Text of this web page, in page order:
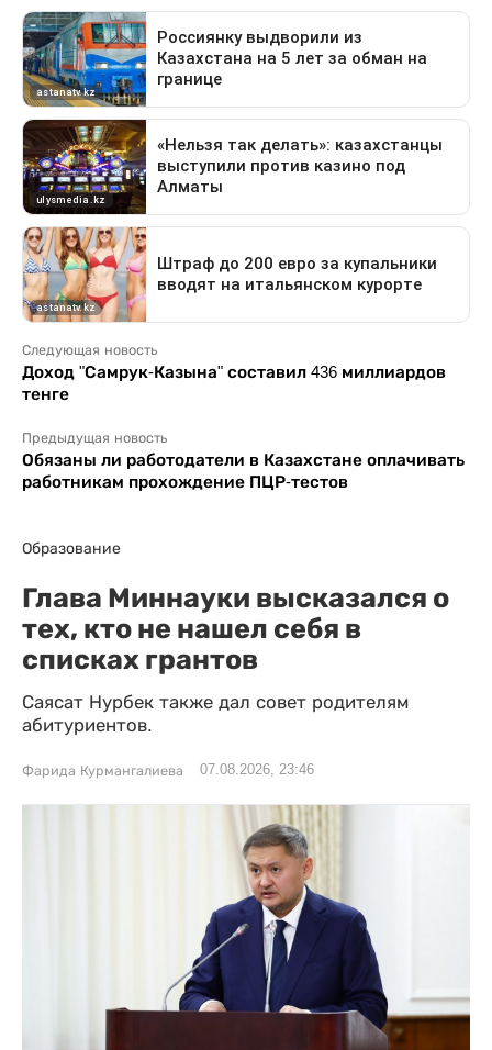
Следующая новость
Доход "Самрук-Казына" составил 436 миллиардов
тенге
Предыдущая новость
Обязаны ли работодатели в Казахстане оплачивать
работникам прохождение ПЦР-тестов
Образование
Глава Миннауки высказался о
тех, кто не нашел себя в
списках грантов
Саясат Нурбек также дал совет родителям
абитуриентов.
Фарида Курмангалиева 07.08.2026, 23:46